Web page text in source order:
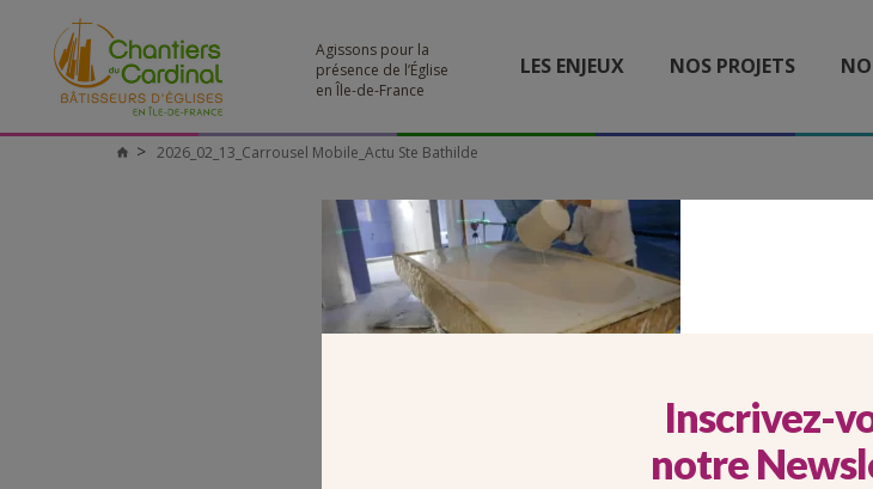
Agissons pour la
présence de l’Église
en Île-de-France
LES ENJEUX NOS PROJETS
Chantiers
2026_02_13_Carrousel Mobile_Actu Ste Bathilde
STE
Inscrivez-
notre